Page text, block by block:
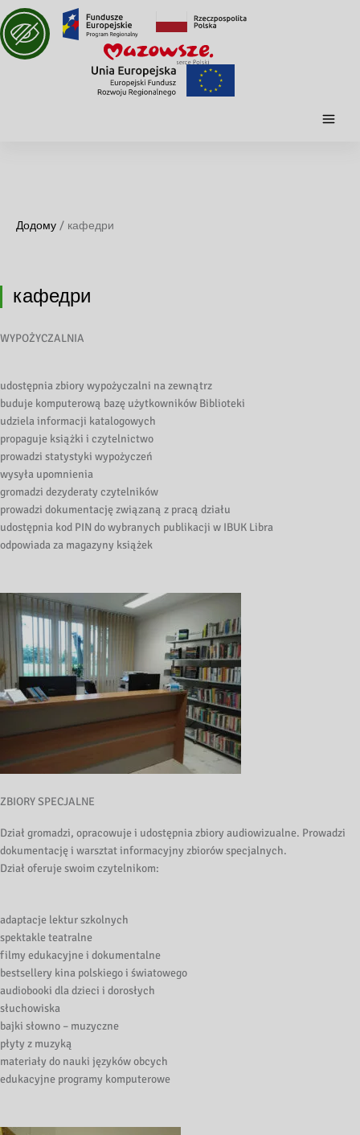
Додому кафедри
кафедри
WYPOŻYCZALNIA
udostępnia zbiory wypożyczalni na zewnątrz
buduje komputerową bazę użytkowników Biblioteki
udziela informacji katalogowych
propaguje książki i czytelnictwo
prowadzi statystyki wypożyczeń
wysyła upomnienia
gromadzi dezyderaty czytelników
prowadzi dokumentację związaną z pracą działu
udostępnia kod PIN do wybranych publikacji w IBUK Libra
odpowiada za magazyny książek
ZBIORY SPECJALNE
Dział gromadzi, opracowuje i udostępnia zbiory audiowizualne. Prowadzi
dokumentację i warsztat informacyjny zbiorów specjalnych.
Dział oferuje swoim czytelnikom:
adaptacje lektur szkolnych
spektakle teatralne
filmy edukacyjne i dokumentalne
bestsellery kina polskiego i światowego
audiobooki dla dzieci i dorosłych
słuchowiska
bajki słowno – muzyczne
płyty z muzyką
materiały do nauki języków obcych
edukacyjne programy komputerowe